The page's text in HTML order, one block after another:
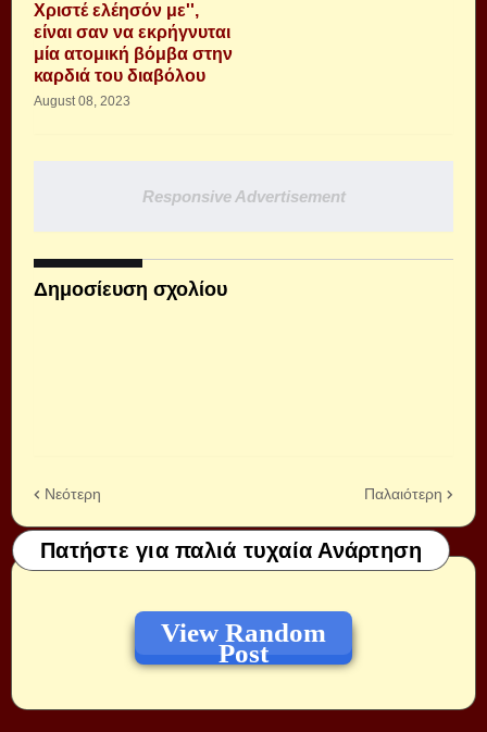
Χριστέ ελέησόν με'',
είναι σαν να εκρήγνυται
μία ατομική βόμβα στην
καρδιά του διαβόλου
August 08, 2023
Responsive Advertisement
Δημοσίευση σχολίου
Νεότερη Παλαιότερη
Πατήστε για παλιά τυχαία Ανάρτηση
View Random
Post